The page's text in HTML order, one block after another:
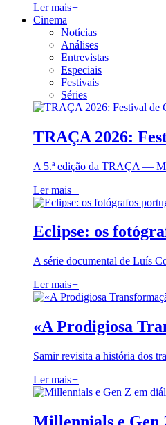
Ler mais+
Cinema
Notícias
Análises
Entrevistas
Especiais
Festivais
Séries
TRAÇA 2026:
A 5.ª edição da TRAÇA —
Ler mais+
Eclipse: os
A série documental de Luís
Ler mais+
«A Prodigiosa
Samir revisita a história dos
Ler mais+